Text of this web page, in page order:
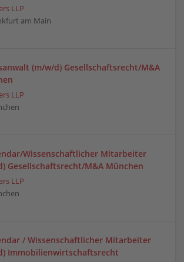
LLP
am Main
(m/w/d) Gesellschaftsrecht/M&A
LLP
Wissenschaftlicher Mitarbeiter
Gesellschaftsrecht/M&A München
LLP
/ Wissenschaftlicher Mitarbeiter
Immobilienwirtschaftsrecht